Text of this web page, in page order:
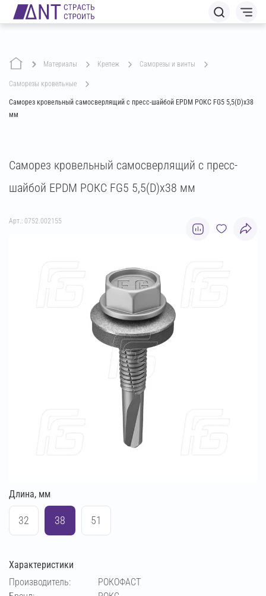
Материалы крепеж саморезы и винты
саморезы кровельные
Саморез кровельный самосверлящий с пресс-шайбой EPDM РОКС FG5 5,5(D)х38
мм
Саморез кровельный самосверлящий с пресс-
шайбой EPDM РОКС FG5 5,5(D)х38 мм
Арт.: 0752.002155
Длина, мм
32 38 51
Характеристики
Производитель:
РОКОФАСТ